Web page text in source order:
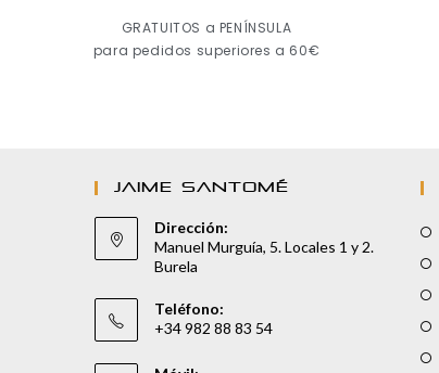
GRATUITOS a PENÍNSULA
para pedidos superiores a 60€
JAIME SANTOMÉ
Dirección:
Manuel Murguía, 5. Locales 1 y 2.
Burela
Teléfono:
+34 982 88 83 54